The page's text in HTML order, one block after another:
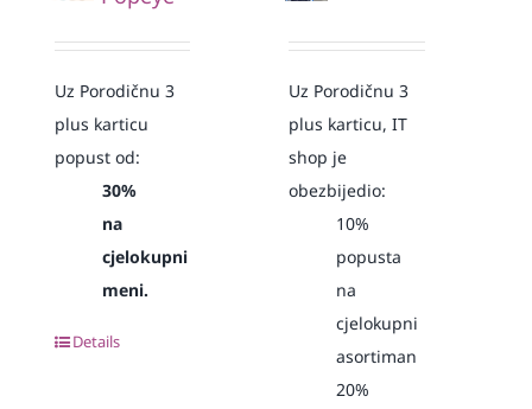
Uz Porodičnu 3
plus karticu
popust od:
30%
na
cjelokupni
meni.
Details
Uz Porodičnu 3
plus karticu, IT
shop je
obezbijedio:
10%
popusta
na
cjelokupni
asortiman
20%